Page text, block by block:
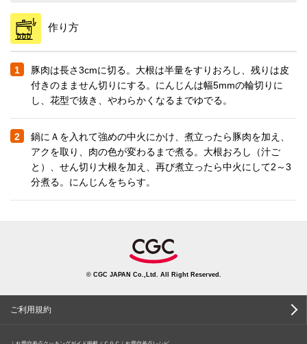
作り方
1
豚肉は長さ3cmに切る。大根は半量をすりおろし、残りは皮
付きのまません切りにする。にんじんは幅5mmの輪切りに
し、花型で抜き、やわらかくなるまでゆでる。
2
鍋にＡを入れて強めの中火にかけ、煮立ったら豚肉を加え、
アクを取り、肉の色が変わるまで煮る。大根おろし（汁ご
と）、せん切り大根を加え、再び煮立ったら中火にして2～3
分煮る。にんじんをちらす。
© CGC JAPAN Co.,Ltd. All Right Reserved.
ご利用規約